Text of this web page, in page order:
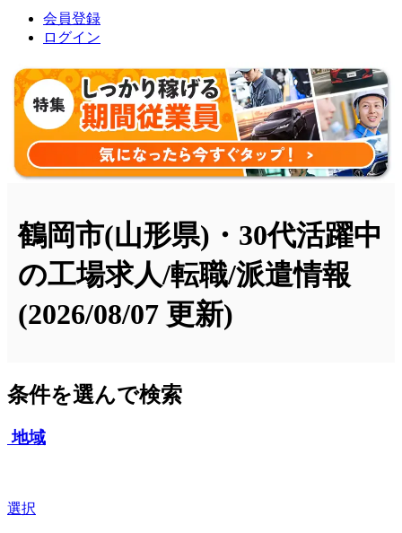
会員登録
ログイン
鶴岡市(山形県)・30代活躍中
の工場求人/転職/派遣情報
(2026/08/07 更新)
条件を選んで検索
地域
選択